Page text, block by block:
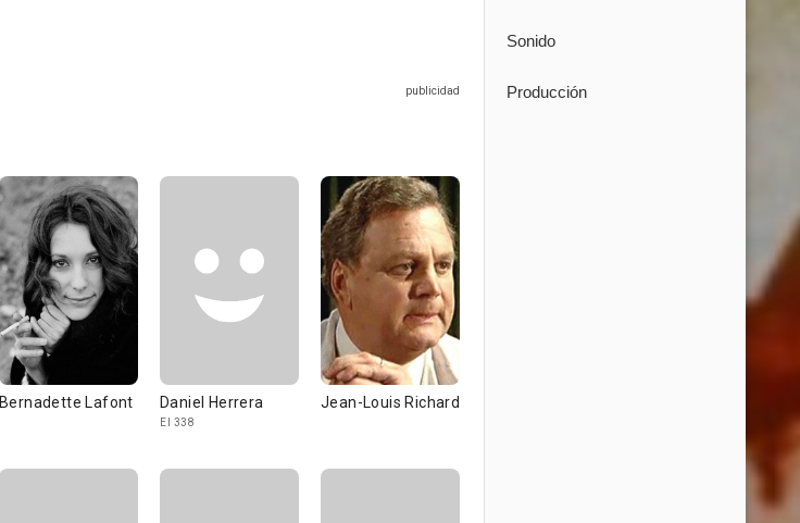
Bernadette Lafont Daniel Herrera
El 338
Jean-Louis Richard
Sonido
Producción